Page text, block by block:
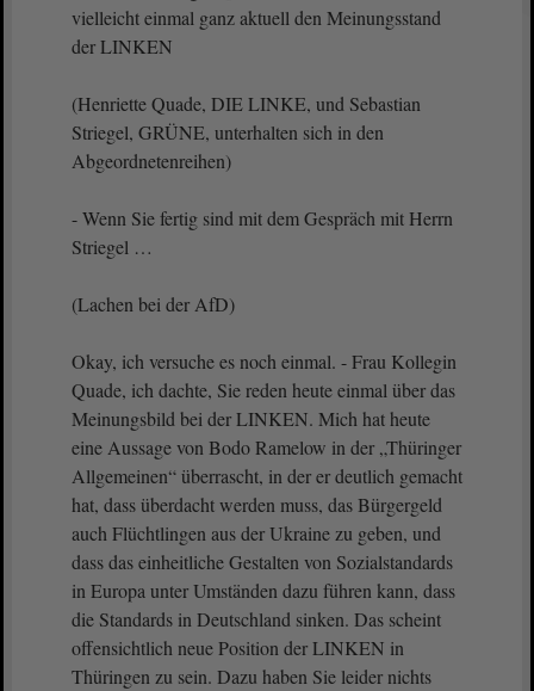
vielleicht einmal ganz aktuell den Meinungsstand
der LINKEN
(Henriette Quade, DIE LINKE, und Sebastian
Striegel, GRÜNE, unterhalten sich in den
Abgeordnetenreihen)
- Wenn Sie fertig sind mit dem Gespräch mit Herrn
Striegel …
(Lachen bei der AfD)
Okay, ich versuche es noch einmal. - Frau Kollegin
Quade, ich dachte, Sie reden heute einmal über das
Meinungsbild bei der LINKEN. Mich hat heute
eine Aussage von Bodo Ramelow in der „Thüringer
Allgemeinen“ überrascht, in der er deutlich gemacht
hat, dass überdacht werden muss, das Bürgergeld
auch Flüchtlingen aus der Ukraine zu geben, und
dass das einheitliche Gestalten von Sozialstandards
in Europa unter Umständen dazu führen kann, dass
die Standards in Deutschland sinken. Das scheint
offensichtlich neue Position der LINKEN in
Thüringen zu sein. Dazu haben Sie leider nichts